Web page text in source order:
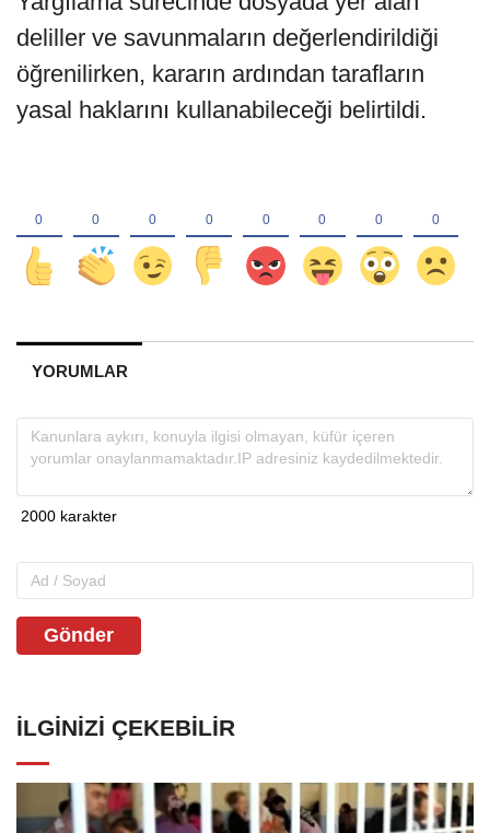
deliller ve savunmaların değerlendirildiği
öğrenilirken, kararın ardından tarafların
yasal haklarını kullanabileceği belirtildi.
YORUMLAR
Gönder
İLGINIZI ÇEKEBILIR